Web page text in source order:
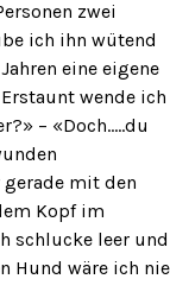
zwei
ich ihn wütend
eine eigene
wende ich
– «Doch…..du
gerade mit den
Kopf im
schlucke leer und
Hund wäre ich nie